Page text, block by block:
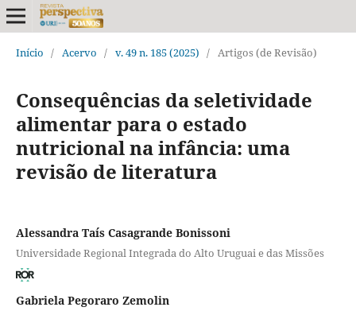
Início / Acervo / v. 49 n. 185 (2025) / Artigos (de Revisão)
Consequências da seletividade
alimentar para o estado
nutricional na infância: uma
revisão de literatura
Alessandra Taís Casagrande Bonissoni
Universidade Regional Integrada do Alto Uruguai e das Missões
Gabriela Pegoraro Zemolin